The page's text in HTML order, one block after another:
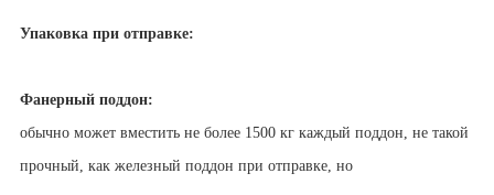
Упаковка при отправке:
Фанерный поддон:
обычно может вместить не более 1500 кг каждый поддон, не такой
прочный, как железный поддон при отправке, но